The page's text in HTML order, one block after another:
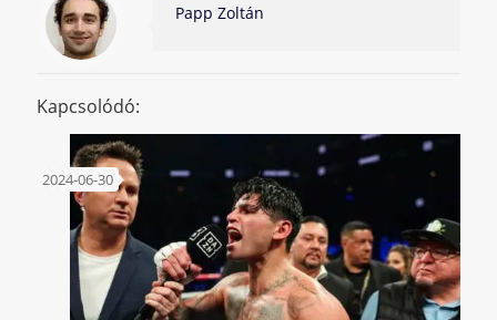
Papp Zoltán
Kapcsolódó:
2024-06-30